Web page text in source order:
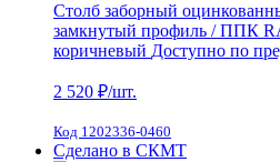
Столб заборный
замкнутый профиль / ППК
коричневый Доступно по
2 520 ₽/шт.
Код 1202336-0460
Сделано в СКМТ